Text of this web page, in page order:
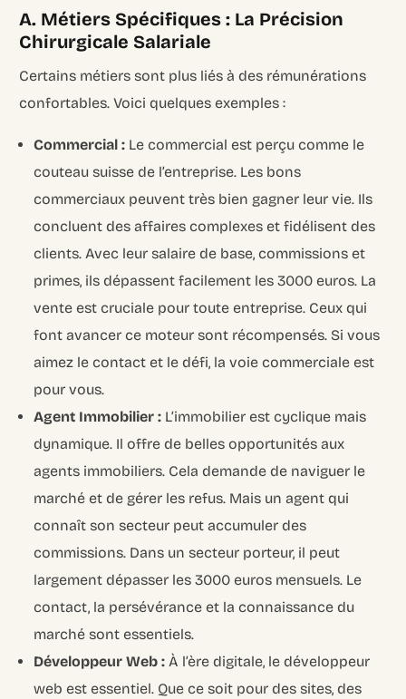
A. Métiers Spécifiques : La Précision
Chirurgicale Salariale
Certains métiers sont plus liés à des rémunérations
confortables. Voici quelques exemples :
Commercial : Le commercial est perçu comme le
couteau suisse de l’entreprise. Les bons
commerciaux peuvent très bien gagner leur vie. Ils
concluent des affaires complexes et fidélisent des
clients. Avec leur salaire de base, commissions et
primes, ils dépassent facilement les 3000 euros. La
vente est cruciale pour toute entreprise. Ceux qui
font avancer ce moteur sont récompensés. Si vous
aimez le contact et le défi, la voie commerciale est
pour vous.
Agent Immobilier : L’immobilier est cyclique mais
dynamique. Il offre de belles opportunités aux
agents immobiliers. Cela demande de naviguer le
marché et de gérer les refus. Mais un agent qui
connaît son secteur peut accumuler des
commissions. Dans un secteur porteur, il peut
largement dépasser les 3000 euros mensuels. Le
contact, la persévérance et la connaissance du
marché sont essentiels.
Développeur Web : À l’ère digitale, le développeur
web est essentiel. Que ce soit pour des sites, des